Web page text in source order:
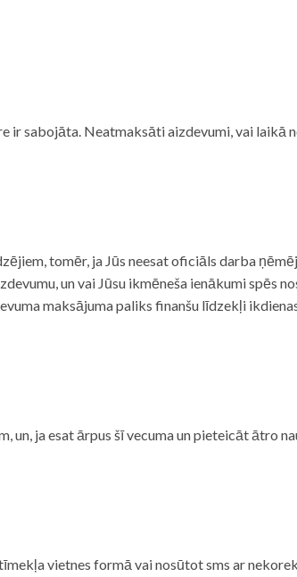
ir sabojāta. Neatmaksāti aizdevumi, vai laikā
tomēr, ja Jūs neesat oficiāls darba
un vai Jūsu ikmēneša ienākumi spēs
maksājuma paliks finanšu līdzekļi
un, ja esat ārpus šī vecuma un pieteicāt ātro
vietnes formā vai nosūtot sms ar